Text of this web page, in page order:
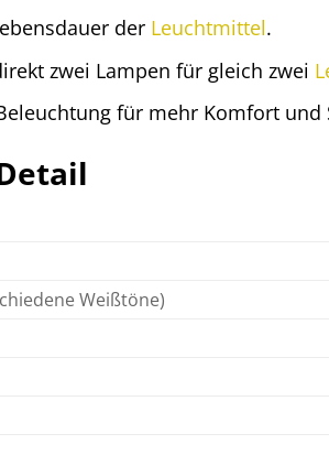
der Leuchtmittel.
zwei Lampen für gleich zwei
für mehr Komfort und
Weißtöne)